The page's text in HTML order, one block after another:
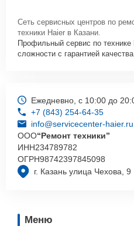
Сеть сервисных центров по
техники Haier в Казани.
Профильный сервис по
сложности с гарантией качества.
г. Казань улица Чехова, 9
Ежедневно, с 10:00 до
+7 (843) 254-64-35
info@servicecenter-haier.ru
ООО“Ремонт техники”
ИНН234789782
ОГРН98742397845098
Меню